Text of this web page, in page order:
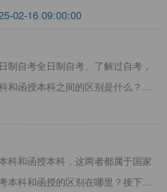
02-16 09:00:00
自考全日制自考、了解过自考，
函授本科之间的区别是什么？今
历
科和函授本科，这两者都属于国家
科和函授的区别在哪里？接下来